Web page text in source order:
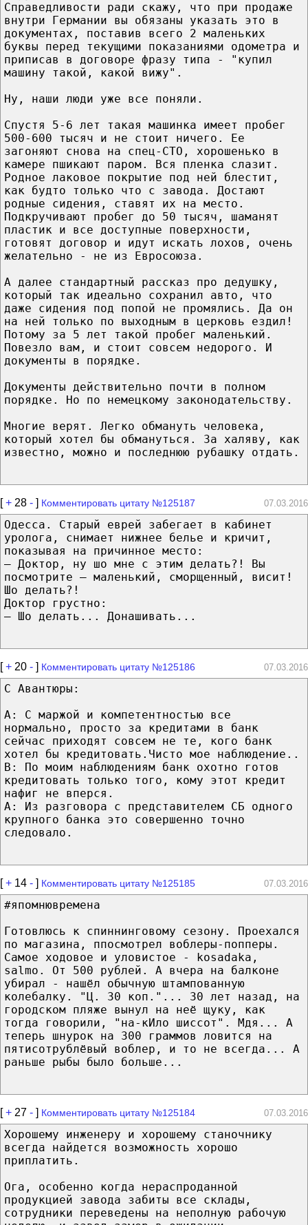
Справедливости ради скажу, что при продаже
внутри Германии вы обязаны указать это в
документах, поставив всего 2 маленьких
буквы перед текущими показаниями одометра и
приписав в договоре фразу типа - "купил
машину такой, какой вижу".
Ну, наши люди уже все поняли.
Спустя 5-6 лет такая машинка имеет пробег
500-600 тысяч и не стоит ничего. Ее
загоняют снова на спец-СТО, хорошенько в
камере пшикают паром. Вся пленка слазит.
Родное лаковое покрытие под ней блестит,
как будто только что с завода. Достают
родные сидения, ставят их на место.
Подкручивают пробег до 50 тысяч, шаманят
пластик и все доступные поверхности,
готовят договор и идут искать лохов, очень
желательно - не из Евросоюза.
А далее стандартный рассказ про дедушку,
который так идеально сохранил авто, что
даже сидения под попой не промялись. Да он
на ней только по выходным в церковь ездил!
Потому за 5 лет такой пробег маленький.
Повезло вам, и стоит совсем недорого. И
документы в порядке.
Документы действительно почти в полном
порядке. Но по немецкому законодательству.
Многие верят. Легко обмануть человека,
который хотел бы обмануться. За халяву, как
известно, можно и последнюю рубашку отдать.
[+ 28 - ] Комментировать цитату №125187 07.03.2016
Одесса. Старый еврей забегает в кабинет
уролога, снимает нижнее белье и кричит,
показывая на причинное место:
— Доктор, ну шо мне с этим делать?! Вы
посмотрите — маленький, сморщенный, висит!
Шо делать?!
Доктор грустно:
— Шо делать... Донашивать...
[+ 20 - ] Комментировать цитату №125186 07.03.2016
С Авантюры:
A: С маржой и компетентностью все
нормально, просто за кредитами в банк
сейчас приходят совсем не те, кого банк
хотел бы кредитовать.Чисто мое наблюдение..
B: По моим наблюдениям банк охотно готов
кредитовать только того, кому этот кредит
нафиг не вперся.
A: Из разговора с представителем СБ одного
крупного банка это совершенно точно
следовало.
[+ 14 - ] Комментировать цитату №125185 07.03.2016
#япомнювремена
Готовлюсь к спиннинговому сезону. Проехался
по магазина, ппосмотрел воблеры-попперы.
Самое ходовое и уловистое - kosadaka,
salmo. От 500 рублей. А вчера на балконе
убирал - нашёл обычную штампованную
колебалку. "Ц. 30 коп."... 30 лет назад, на
городском пляже вынул на неё щуку, как
тогда говорили, "на-кИло шиссот". Мдя... А
теперь шнурок на 300 граммов ловится на
пятисотрублёвый воблер, и то не всегда... А
раньше рыбы было больше...
[+ 27 - ] Комментировать цитату №125184 07.03.2016
Хорошему инженеру и хорошему станочнику
всегда найдется возможность хорошо
приплатить.
Ога, особенно когда нераспроданной
продукцией завода забиты все склады,
сотрудники переведены на неполную рабочую